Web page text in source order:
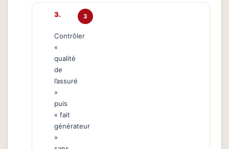
3
Contrôler
«
qualité
de
l’assuré
»
puis
« fait
générateur
»